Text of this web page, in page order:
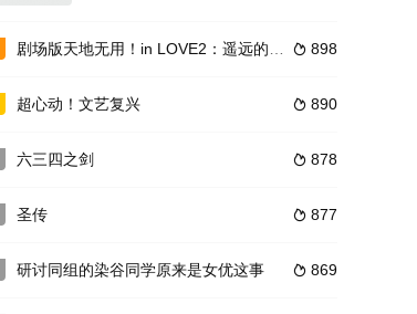
之间的隔阂，携手走
莎的身边。那就是来自超级精英贵族，尤里乌斯的求婚。“如此
 898
剧场版天地无用！in LOVE2：遥远的思念
 890
超心动！文艺复兴
 878
六三四之剑
 877
圣传
 869
研讨同组的染谷同学原来是女优这事